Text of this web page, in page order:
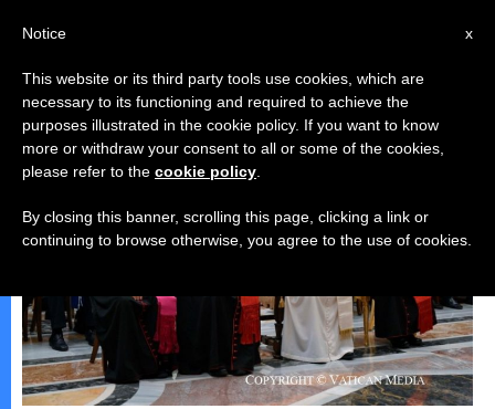
البابا لاون الرّابع عشر
x
Notice
This website or its third party tools use cookies, which are
necessary to its functioning and required to achieve the
purposes illustrated in the cookie policy. If you want to know
more or withdraw your consent to all or some of the cookies,
please refer to the cookie policy
By closing this banner, scrolling this page, clicking a link or
continuing to browse otherwise, you agree to the use of cookies.